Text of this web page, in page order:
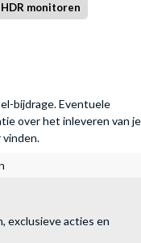
HDR monitoren
bijdrage. Eventuele
over het inleveren van je
vinden.
exclusieve acties en